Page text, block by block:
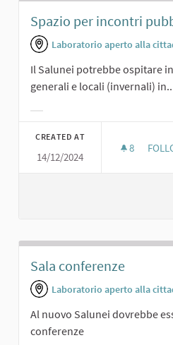
Spazio per incontri
Laboratorio aperto alla
Il Salunei potrebbe ospitare
generali e locali (invernali)
CREATED AT
14/12/2024
8 8
Sala conferenze
Laboratorio aperto alla
Al nuovo Salunei dovrebbe
conferenze